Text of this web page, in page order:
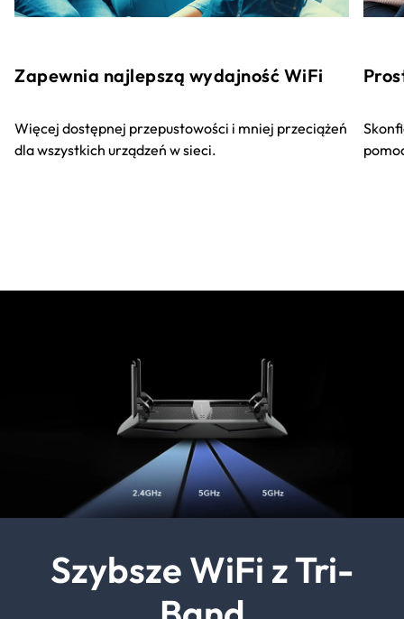
Zapewnia najlepszą wydajność WiFi
Więcej dostępnej przepustowości i mniej przeciążeń
dla wszystkich urządzeń w sieci.
Szybsze WiFi z Tri-